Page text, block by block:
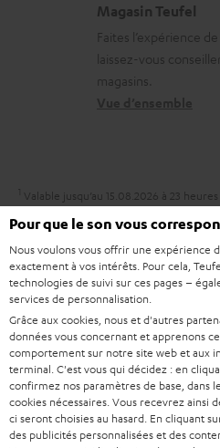
e
a
s
l
’
e
x
p
é
d
o
n
s
t
i
v
e
s
à
l
a
g
s
c
o
t
Magasin Teufel
Faites l’expérience
laissez-vous
magasins.
1 Valable jusqu’au 15.08.2026 à 23
impossible. Le bon est réservé aux
combiné à d’autres réductions ou
bon d’achat n’est pas autorisée et
conditions d’utilisation exactes sont
8
Pour que le son vous
Nous voulons vous offrir une expérience
exactement à vos intérêts. Pour cela,
technologies de suivi sur ces pages –
services de personnalisation.
Grâce aux cookies, nous et d'autres
données vous concernant et apprenons
comportement sur notre site web et aux
terminal. C'est vous qui décidez : en
confirmez nos paramètres de base, dans
cookies nécessaires. Vous recevrez ainsi
ci seront choisies au hasard. En cliquant
des publicités personnalisées et des